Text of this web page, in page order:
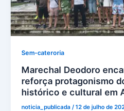
Sem-cateroria
Marechal Deodoro
reforça protagonismo
histórico e cultural em
noticia_publicada /12 de julho de